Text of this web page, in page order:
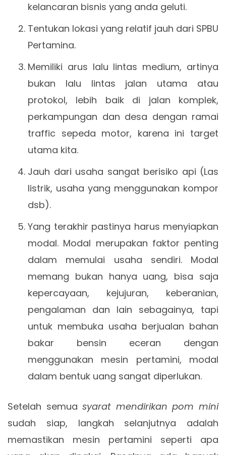
kelancaran bisnis yang anda geluti.
Tentukan lokasi yang relatif jauh dari SPBU
Pertamina.
Memiliki arus lalu lintas medium, artinya
bukan lalu lintas jalan utama atau
protokol, lebih baik di jalan komplek,
perkampungan dan desa dengan ramai
traffic sepeda motor, karena ini target
utama kita.
Jauh dari usaha sangat berisiko api (Las
listrik, usaha yang menggunakan kompor
dsb).
Yang terakhir pastinya harus menyiapkan
modal. Modal merupakan faktor penting
dalam memulai usaha sendiri. Modal
memang bukan hanya uang, bisa saja
kepercayaan, kejujuran, keberanian,
pengalaman dan lain sebagainya, tapi
untuk membuka usaha berjualan bahan
bakar bensin eceran dengan
menggunakan mesin pertamini, modal
dalam bentuk uang sangat diperlukan.
Setelah semuasyarat mendirikan pom mini
sudah siap, langkah selanjutnya adalah
memastikan mesin pertamini seperti apa